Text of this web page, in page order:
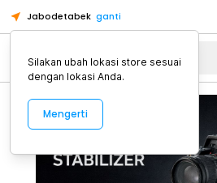
Jabodetabek ganti
Alat Kopi
Silakan ubah lokasi store sesuai
dengan lokasi Anda.
Mengerti